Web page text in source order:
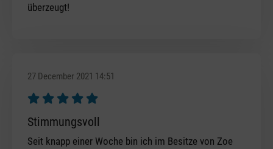
überzeugt!
27 December 2021 14:51
Review with rating of 5 out of 5 stars
Stimmungsvoll
Seit knapp einer Woche bin ich im Besitze von Zoe